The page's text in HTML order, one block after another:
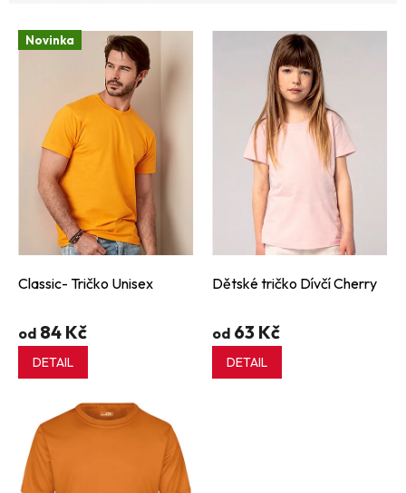
V Novinka
Classic- Tričko Unisex
od 84 Kč
DETAIL
Dětské tričko Dívčí Cherry
od 63 Kč
DETAIL